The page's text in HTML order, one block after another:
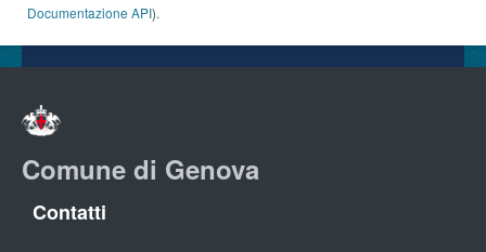
Documentazione API).
Comune di Genova
Contatti